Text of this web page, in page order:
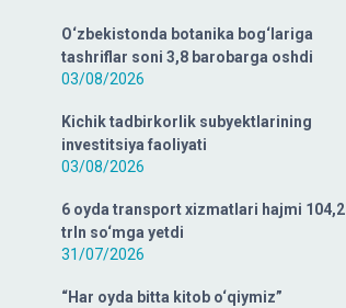
O‘zbekistonda botanika bog‘lariga
tashriflar soni 3,8 barobarga oshdi
03/08/2026
Kichik tadbirkorlik subyektlarining
investitsiya faoliyati
03/08/2026
6 oyda transport xizmatlari hajmi 104,2
trln so‘mga yetdi
31/07/2026
“Har oyda bitta kitob o‘qiymiz”